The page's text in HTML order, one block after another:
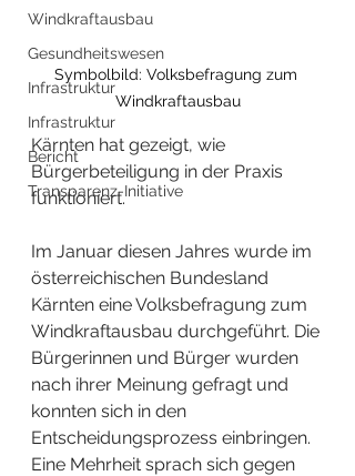
Windkraftausbau
Gesundheitswesen
Infrastruktur
Infrastruktur
Bericht
Transparenz-Initiative
Symbolbild: Volksbefragung zum
Windkraftausbau
Kärnten hat gezeigt, wie
Bürgerbeteiligung in der Praxis
funktioniert.
Im Januar diesen Jahres wurde im
österreichischen Bundesland
Kärnten eine Volksbefragung zum
Windkraftausbau durchgeführt. Die
Bürgerinnen und Bürger wurden
nach ihrer Meinung gefragt und
konnten sich in den
Entscheidungsprozess einbringen.
Eine Mehrheit sprach sich gegen